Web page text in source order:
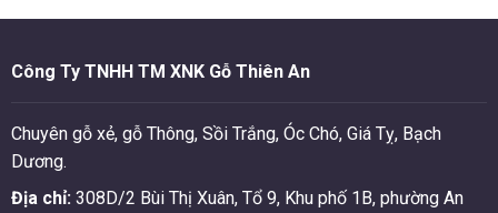
Công Ty TNHH TM XNK Gỗ Thiên An
Chuyên gỗ xẻ, gỗ Thông, Sồi Trắng, Óc Chó, Giá Tỵ, Bạch
Dương.
Địa chỉ: 308D/2 Bùi Thị Xuân, Tổ 9, Khu phố 1B, phường An